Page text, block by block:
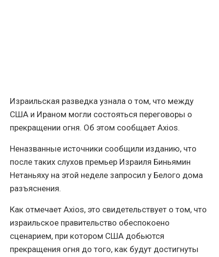
Израильская разведка узнала о том, что между
США и Ираном могли состояться переговоры о
прекращении огня. Об этом сообщает Axios.
Неназванные источники сообщили изданию, что
после таких слухов премьер Израиля Биньямин
Нетаньяху на этой неделе запросил у Белого дома
разъяснения.
Как отмечает Axios, это свидетельствует о том, что
израильское правительство обеспокоено
сценарием, при котором США добьются
прекращения огня до того, как будут достигнуты